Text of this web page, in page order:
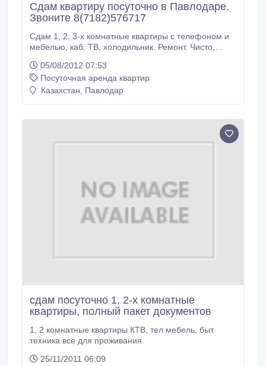
Сдам квартиру посуточно в Павлодаре.
Звоните 8(7182)576717
Сдам 1, 2, 3-х комнатные квартиры с телефоном и
мебелью, каб. ТВ, холодильник. Ремонт. Чисто,
квитанции. Оплата 3000-5000 тенге сутки. Звоните
8(7182)576717. сот. 8(702)3408150.
05/08/2012 07:53
Посуточная аренда квартир
Казахстан, Павлодар
сдам посуточно 1, 2-х комнатные
квартиры, полный пакет документов
1, 2 комнатные квартиры КТВ, тел мебель, быт.
техника все для проживания.
25/11/2011 06:09